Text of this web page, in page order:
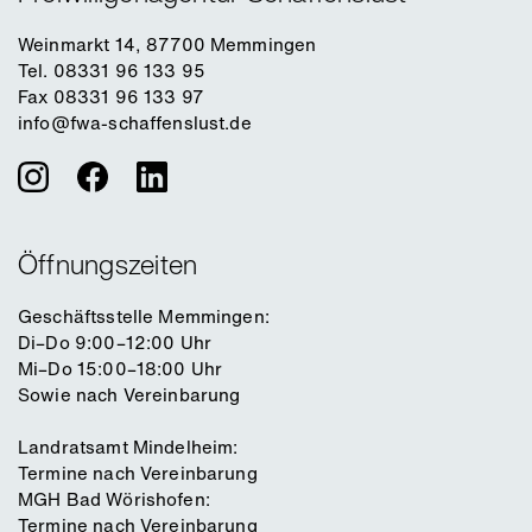
Weinmarkt 14, 87700 Memmingen
Tel. 08331 96 133 95
Fax 08331 96 133 97
info@fwa-schaffenslust.de
Öffnungszeiten
Geschäftsstelle Memmingen:
Di–Do 9:00–12:00 Uhr
Mi–Do 15:00–18:00 Uhr
Sowie nach Vereinbarung
Landratsamt Mindelheim:
Termine nach Vereinbarung
MGH Bad Wörishofen:
Termine nach Vereinbarung